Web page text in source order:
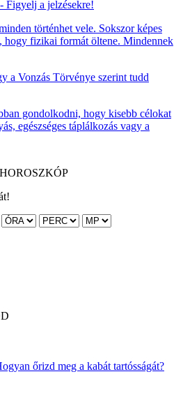
Figyelj a jelzésekre!
történhet vele. Sokszor képes
hogy fizikai formát öltene. Mindennek
a Vonzás Törvénye szerint tudd
gondolkodni, hogy kisebb célokat
egészséges táplálkozás vagy a
őrizd meg a kabát tartósságát?